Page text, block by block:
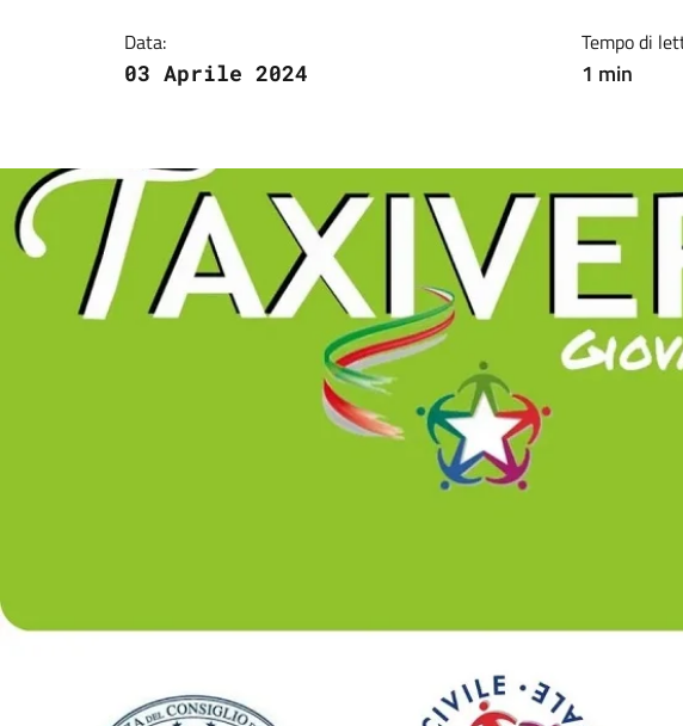
Data:
03 Aprile 2024
Tempo di
1 min